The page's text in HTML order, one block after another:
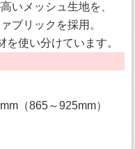
いメッシュ生地を、
ブリックを採用。
使い分けています。
（865～925mm）